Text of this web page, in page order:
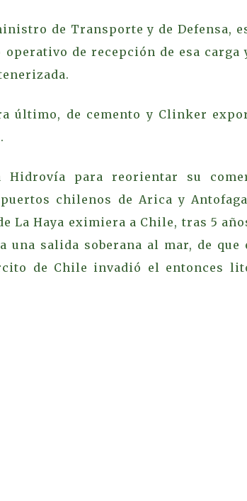
de Transporte y de Defensa,
de recepción de esa carga
último, de cemento y Clinker
para reorientar su
chilenos de Arica y
La Haya eximiera a Chile, tras 5
salida soberana al mar, de que
de Chile invadió el entonces